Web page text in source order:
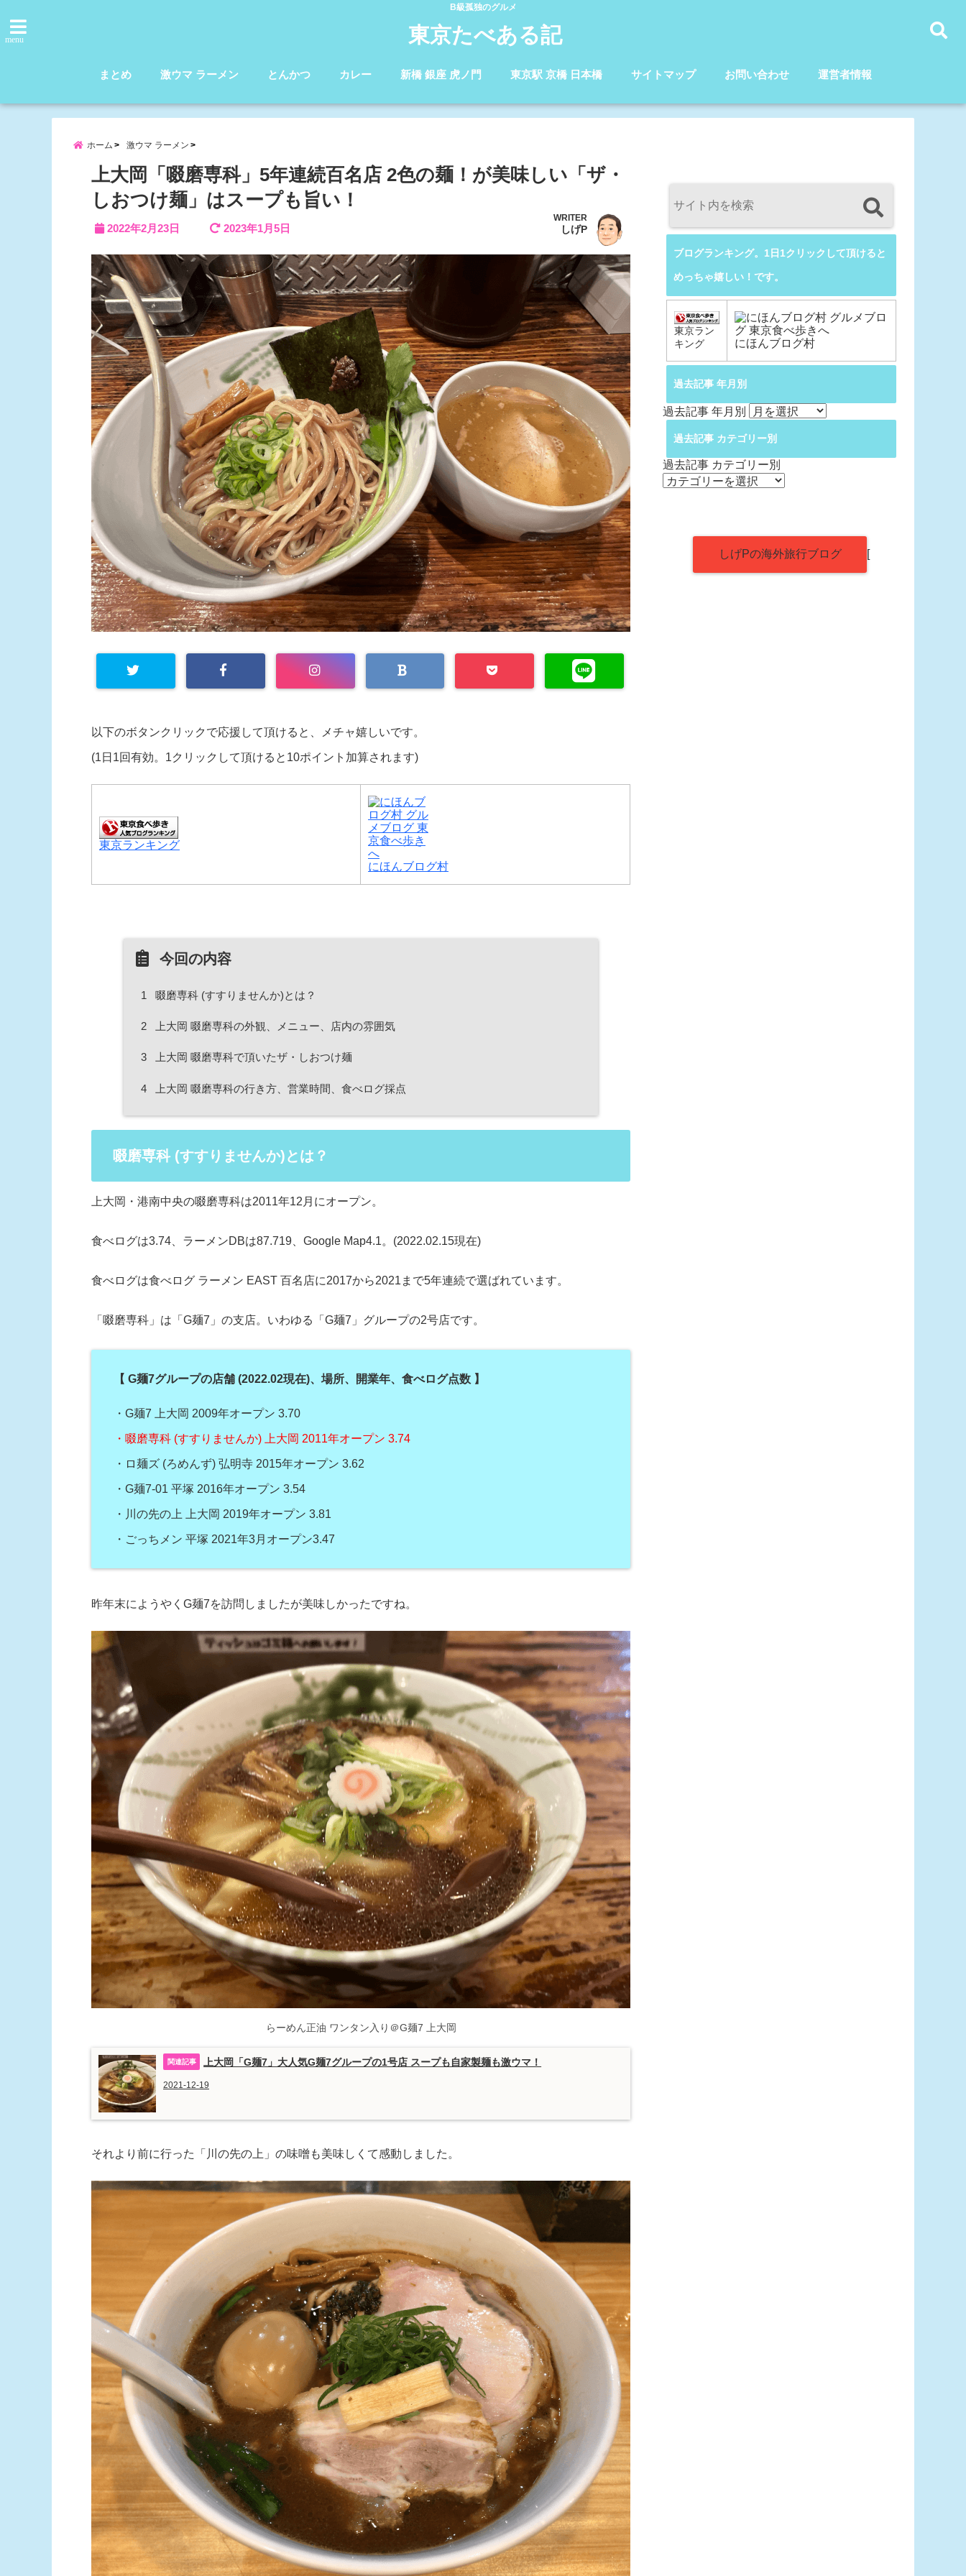
B級孤独のグルメ
menu 東京たべある記
まとめ 激ウマ ラーメン とんかつ カレー 新橋 銀座 虎ノ門 東京駅 京橋 日本橋 サイトマップ お問い合わせ 運営者情報
ホーム 激ウマ ラーメン
上大岡「啜磨専科」5年連続百名店 2色の麺！が美味しい「ザ・
しおつけ麺」はスープも旨い！
2022年2月23日 2023年1月5日
WRITER
しげP
以下のボタンクリックで応援して頂けると、メチャ嬉しいです。
(1日1回有効。1クリックして頂けると10ポイント加算されます)
東京ランキング
にほんブログ村
今回の内容
1 啜磨専科 (すすりませんか)とは？
2 上大岡 啜磨専科の外観、メニュー、店内の雰囲気
3 上大岡 啜磨専科で頂いたザ・しおつけ麺
4 上大岡 啜磨専科の行き方、営業時間、食べログ採点
啜磨専科 (すすりませんか)とは？
上大岡・港南中央の啜磨専科は2011年12月にオープン。
食べログは3.74、ラーメンDBは87.719、Google Map4.1。(2022.02.15現在)
食べログは食べログ ラーメン EAST 百名店に2017から2021まで5年連続で選ばれています。
「啜磨専科」は「G麺7」の支店。いわゆる「G麺7」グループの2号店です。
【 G麺7グループの店舗 (2022.02現在)、場所、開業年、食べログ点数 】
・G麺7 上大岡 2009年オープン 3.70
・啜磨専科 (すすりませんか) 上大岡 2011年オープン 3.74
・ロ麺ズ (ろめんず) 弘明寺 2015年オープン 3.62
・G麺7-01 平塚 2016年オープン 3.54
・川の先の上 上大岡 2019年オープン 3.81
・ごっちメン 平塚 2021年3月オープン3.47
昨年末にようやくG麺7を訪問しましたが美味しかったですね。
らーめん正油 ワンタン入り＠G麺7 上大岡
上大岡「G麺7」大人気G麺7グループの1号店 スープも自家製麺も激ウマ！
2021-12-19
それより前に行った「川の先の上」の味噌も美味しくて感動しました。
ブログランキング。1日1クリックして頂けると
めっちゃ嬉しい！です。
東京ラン
キング
にほんブログ村
過去記事 年月別
過去記事 年月別
過去記事 カテゴリー別
過去記事 カテゴリー別
しげPの海外旅行ブログ [